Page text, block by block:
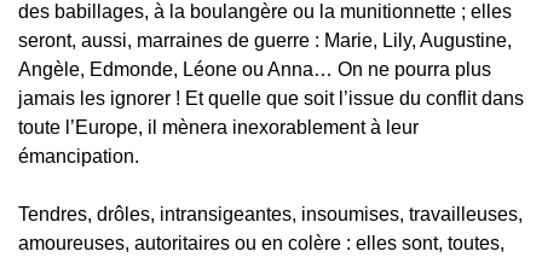
des babillages, à la boulangère ou la munitionnette ; elles
seront, aussi, marraines de guerre : Marie, Lily, Augustine,
Angèle, Edmonde, Léone ou Anna… On ne pourra plus
jamais les ignorer ! Et quelle que soit l’issue du conflit dans
toute l’Europe, il mènera inexorablement à leur
émancipation.
Tendres, drôles, intransigeantes, insoumises, travailleuses,
amoureuses, autoritaires ou en colère : elles sont, toutes,